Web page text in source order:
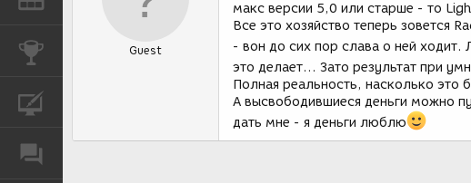
КОНКУРСЫGuest
макс версии 5,0 или старше - то
Все это хозяйство теперь зовется
- вон до сих пор слава о ней ходит.
это делает... Зато результат при
Полная реальность, насколько
А высвободившиеся деньги можно
дать мне - я деньги люблю